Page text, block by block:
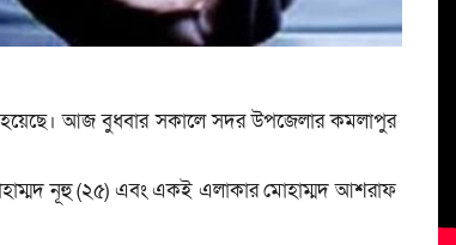
হয়েছে। আজ বুধবার সকালে সদর উপজেলার কমলাপুর
নূহু (২৫) এবং একই এলাকার মোহাম্মদ আশরাফ